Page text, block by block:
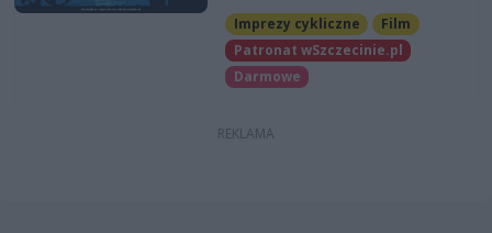
Imprezy cykliczne
Film
Patronat wSzczecinie.pl
Darmowe